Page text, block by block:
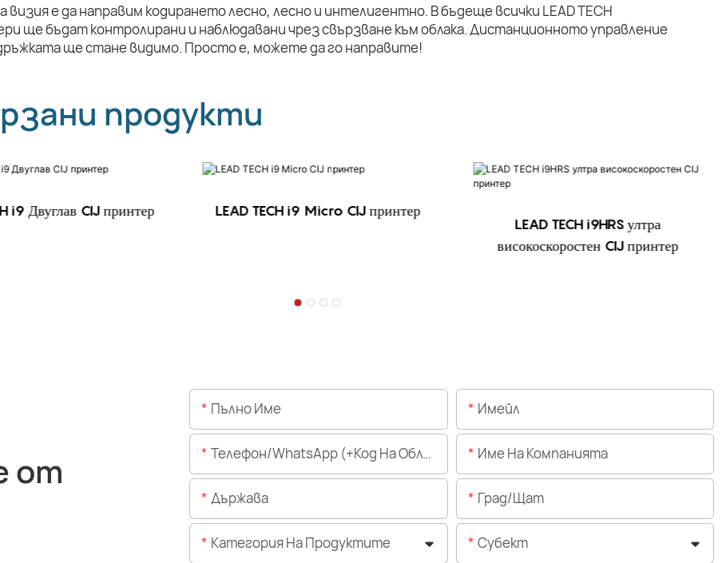
визия е да направим кодирането лесно, лесно и интелигентно. В бъдеще всички LEAD TECH
ще бъдат контролирани и наблюдавани чрез свързване към облака. Дистанционното управление
ще стане видимо. Просто е, можете да го направите!
продукти
i9 Двуглав CIJ принтер
LEAD TECH i9 Micro CIJ принтер
LEAD TECH i9HRS ултра
високоскоростен CIJ принтер
от
Пълно Име Имейл
Телефон/WhatsApp (+Код На Областта) Име На Компанията
Държава Град/щат
Категория На Продуктите Субект